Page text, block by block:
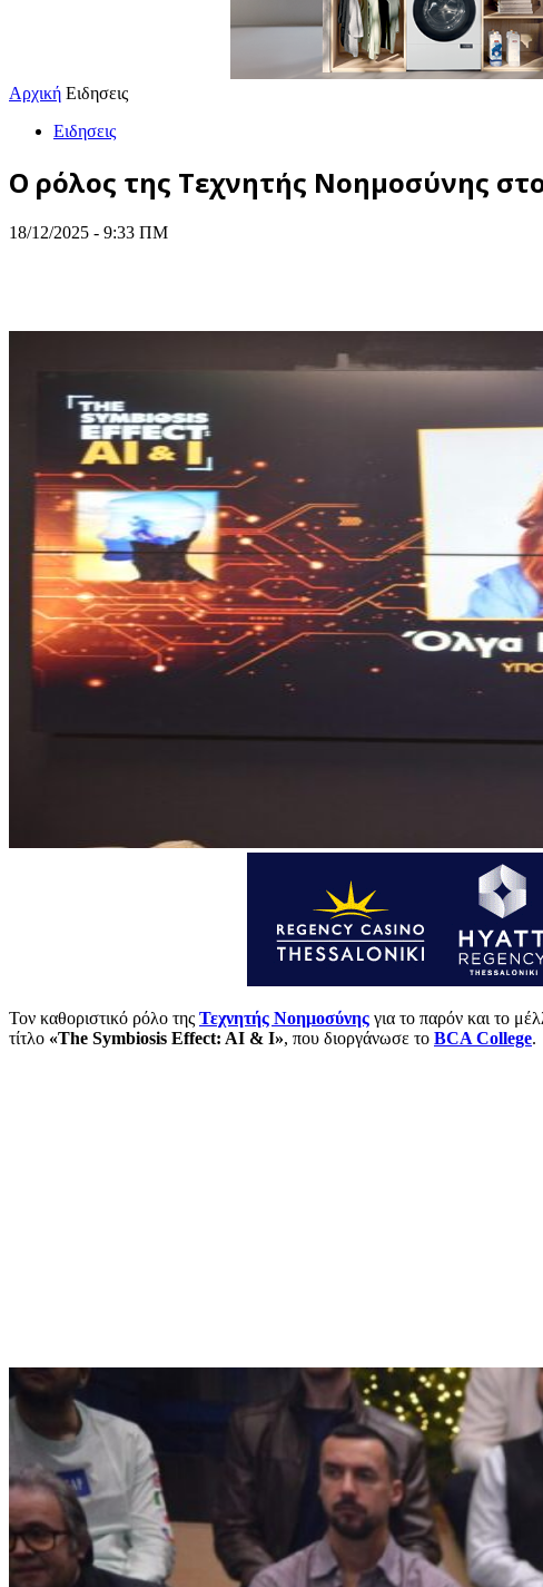
Αρχική Ειδησεις
Ειδησεις
O ρόλος της Τεχνητής Νοημοσύνης
18/12/2025 - 9:33 ΠΜ
Τον καθοριστικό ρόλο της Τεχνητής Νοημοσύνης για το παρόν και το
τίτλο «The Symbiosis Effect: AI & I», που διοργάνωσε το BCA College.